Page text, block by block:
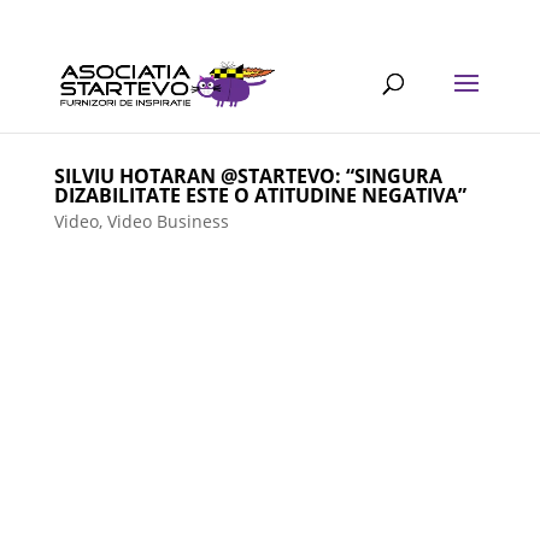
SILVIU HOTARAN @STARTEVO: “SINGURA
DIZABILITATE ESTE O ATITUDINE NEGATIVA”
Video, Video Business